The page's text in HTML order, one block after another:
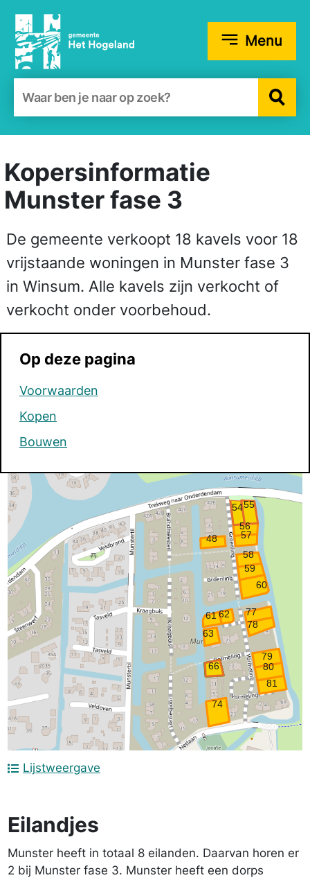
Zoekformulier
Menu
Kopersinformatie
Munster fase 3
Op deze pagina
Voorwaarden
Kopen
Bouwen
De gemeente verkoopt 18 kavels voor 18
vrijstaande woningen in Munster fase 3
in Winsum. Alle kavels zijn verkocht of
verkocht onder voorbehoud.
Lijstweergave
Eilandjes
Munster heeft in totaal 8 eilanden. Daarvan horen er
2 bij Munster fase 3. Munster heeft een dorps